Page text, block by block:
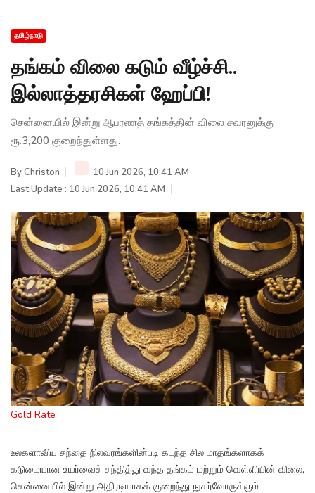
தமிழ்நாடு
தங்கம் விலை கடும் வீழ்ச்சி..
இல்லாத்தரசிகள் ஹேப்பி!
சென்னையில் இன்று ஆபரணத் தங்கத்தின் விலை சவரனுக்கு
ரூ.3,200 குறைந்துள்ளது.
ByChriston
10 Jun 2026, 10:41 AM
Last Update : 10 Jun 2026, 10:41 AM
Gold Rate
உலகளாவிய சந்தை நிலவரங்களின்படி கடந்த சில மாதங்களாகக்
கடுமையான உயர்வைச் சந்தித்து வந்த தங்கம் மற்றும் வெள்ளியின் விலை,
சென்னையில் இன்று அதிரடியாகக் குறைந்து நுகர்வோருக்கும்